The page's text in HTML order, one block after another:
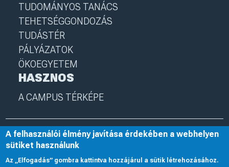
TUDOMÁNYOS TANÁCS
TEHETSÉGGONDOZÁS
TUDÁSTÉR
PÁLYÁZATOK
ÖKOEGYETEM
HASZNOS
A CAMPUS TÉRKÉPE
© 2025 Nyíregyházi Egyetem I nye.hu I Minden jog fenntartva
A felhasználói élmény javítása érdekében a webhelyen
sütiket használunk
Az „Elfogadás” gombra kattintva hozzájárul a sütik létrehozásához.